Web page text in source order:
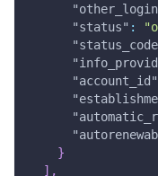
"status" :
"account_id"
}
] ,